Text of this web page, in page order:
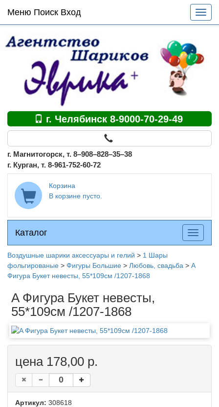
Основное
меню
по
Меню Поиск Вход
меню
г. Челябинск 8-9000-70-29-49
г. Магнитогорск, т. 8–908–828–35–38
г. Курган, т. 8-961-752-60-72
Корзина
В корзине пусто.
Каталог
Каталог
меню
Воздушные шарики аксессуары и гелий > 1 Шары
фольгированые > Фигуры Большие > Любовь, свадьба > A
Фигура Букет невесты, 55*109см /1207-1868
A Фигура Букет невесты,
55*109см /1207-1868
цена 178,00 р.
Артикул: 308618